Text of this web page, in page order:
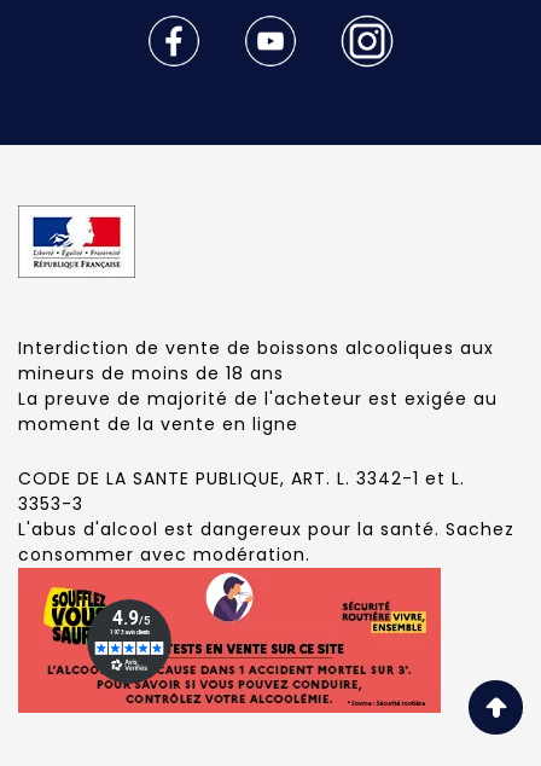
Interdiction de vente de boissons alcooliques aux
mineurs de moins de 18 ans
La preuve de majorité de l'acheteur est exigée au
moment de la vente en ligne
CODE DE LA SANTE PUBLIQUE, ART. L. 3342-1 et L.
3353-3
L'abus d'alcool est dangereux pour la santé. Sachez
consommer avec modération.